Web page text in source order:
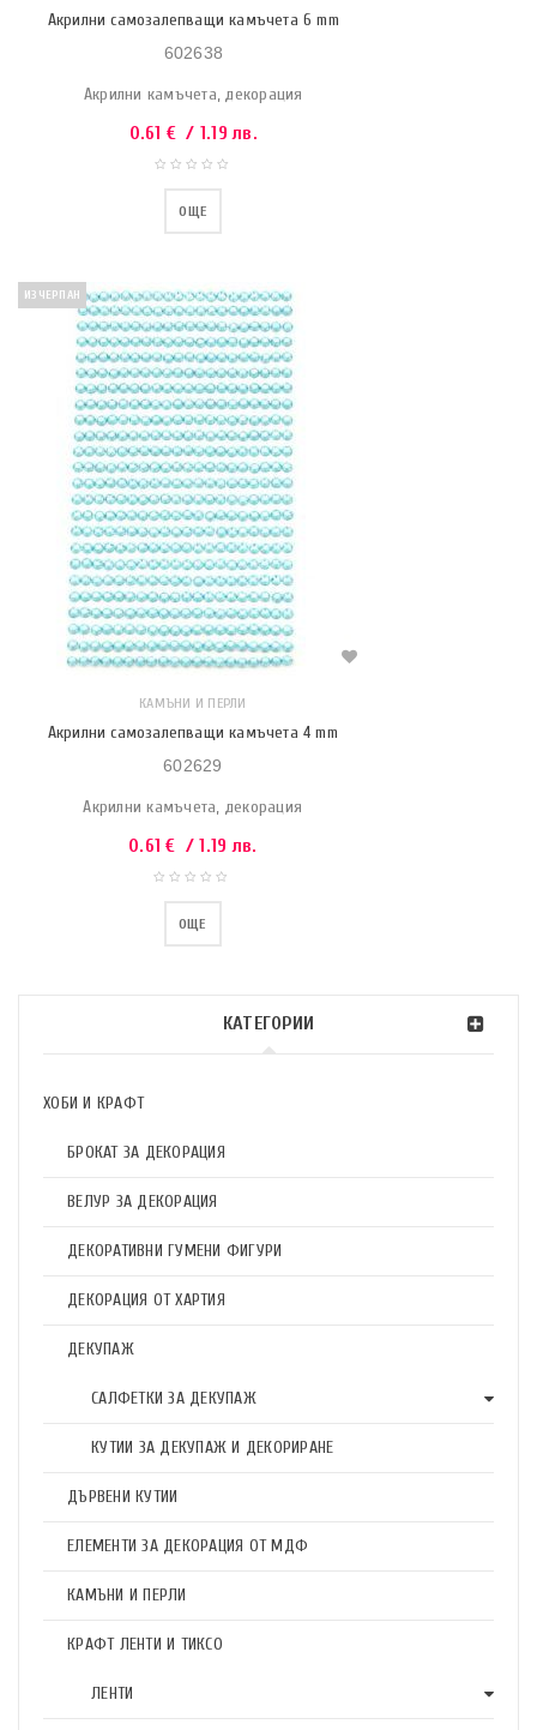
КАТЕГОРИИ
ХОБИ И КРАФТ
БРОКАТ ЗА ДЕКОРАЦИЯ
ВЕЛУР ЗА ДЕКОРАЦИЯ
ДЕКОРАТИВНИ ГУМЕНИ ФИГУРИ
ДЕКОРАЦИЯ ОТ ХАРТИЯ
ДЕКУПАЖ
САЛФЕТКИ ЗА ДЕКУПАЖ
КУТИИ ЗА ДЕКУПАЖ И ДЕКОРИРАНЕ
ДЪРВЕНИ КУТИИ
ЕЛЕМЕНТИ ЗА ДЕКОРАЦИЯ ОТ МДФ
КАМЪНИ И ПЕРЛИ
КРАФТ ЛЕНТИ И ТИКСО
ЛЕНТИ
Акрилни самозалепващи камъчета 6 mm
602638
Акрилни камъчета, декорация
0.61 € / 1.19 лв.
ОЩЕ
ИЗЧЕРПАН
КАМЪНИ И ПЕРЛИ
Акрилни самозалепващи камъчета 4 mm
602629
Акрилни камъчета, декорация
0.61€ / 1.19 лв.
ОЩЕ